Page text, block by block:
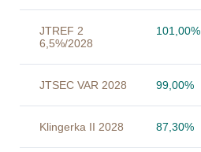
JTREF 2
6,5%/2028
101,00%
JTSEC VAR 2028 99,00%
Klingerka II 2028 87,30%